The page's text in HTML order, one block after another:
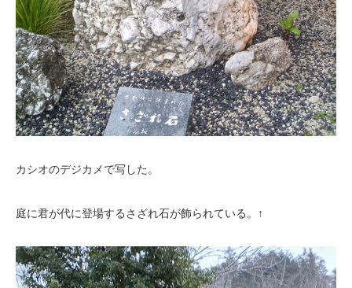
カシオのデジカメで写した。
庭に君が代に登場するさざれ石が飾られている。↑